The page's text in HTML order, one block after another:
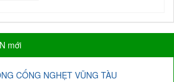
mới
CỐNG NGHẸT VŨNG TÀU